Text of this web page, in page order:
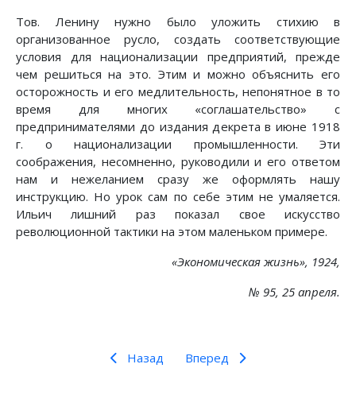
Тов. Ленину нужно было уложить стихию в
организованное русло, создать соответствующие
условия для национализации предприятий, прежде
чем решиться на это. Этим и можно объяснить его
осторожность и его медлительность, непонятное в то
время для многих «соглашательство» с
предпринимателями до издания декрета в июне 1918
г. о национализации промышленности. Эти
соображения, несомненно, руководили и его ответом
нам и нежеланием сразу же оформлять нашу
инструкцию. Но урок сам по себе этим не умаляется.
Ильич лишний раз показал свое искусство
революционной тактики на этом маленьком примере.
«Экономическая жизнь», 1924,
№ 95, 25 апреля.
Назад Вперед